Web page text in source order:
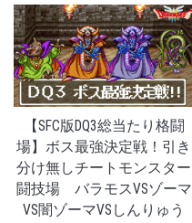
【SFC版DQ3総当たり格闘
場】ボス最強決定戦！引き
分け無しチートモンスター
闘技場 バラモスVSゾーマ
VS闇ゾーマVSしんりゅう